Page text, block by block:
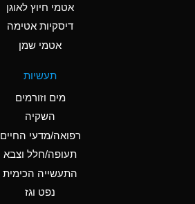
Ammonia Gas (cold)
A
Ammonia Gas (hot)
Ammonium Hydroxide
A
Ammonium Nitrate
אטמי חיוץ לאוגן
דיסקיות אטימה
אטמי שמן
תעשיות
מים וזורמים
השקיה
רפואה/מדעי החיים
תעופה/חלל וצבא
התעשייה הכימית
נפט וגז